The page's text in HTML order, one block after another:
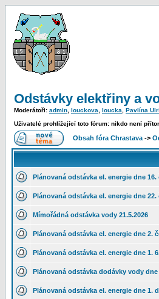
Odstávky elektřiny a
Moderátoři: admin louckova loucka Pavlína
Uživatelé prohlížející toto fórum: nikdo není
Obsah fóra Chrastava ->
Plánovaná odstávka el. energie dne 16.
Plánovaná odstávka el. energie dne 22.
Mímořádná odstávka vody 21.5.2026
Plánovaná odstávka el. energie dne 2.
Plánovaná odstávka el. energie dne 1.
Plánovaná odstávka dodávky vody dne
Plánovaná odstávka el. energie dne 1.